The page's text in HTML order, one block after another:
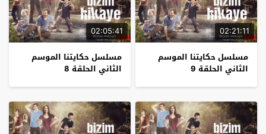
02:21:11
مسلسل حكايتنا الموسم
الثاني الحلقة 9
02:05:41
مسلسل حكايتنا الموسم
الثاني الحلقة 8